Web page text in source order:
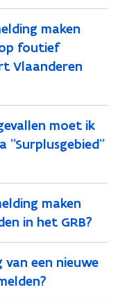
maken
foutief
Vlaanderen
moet ik
"Surplusgebied"
maken
in het GRB?
van een nieuwe